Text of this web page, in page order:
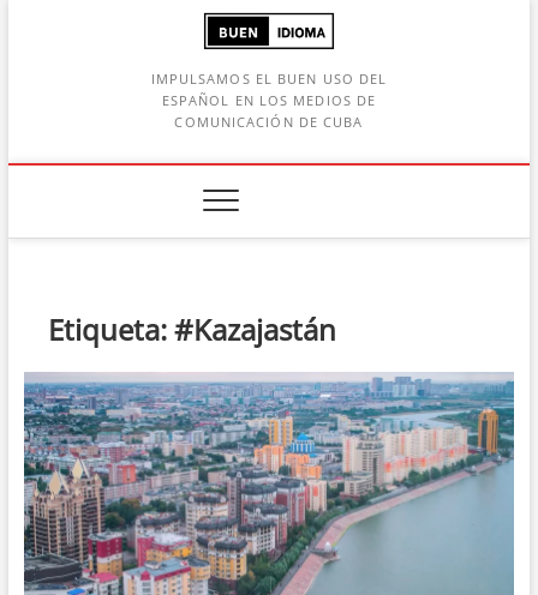
IMPULSAMOS EL BUEN USO DEL
ESPAÑOL EN LOS MEDIOS DE
COMUNICACIÓN DE CUBA
Etiqueta:#Kazajastán